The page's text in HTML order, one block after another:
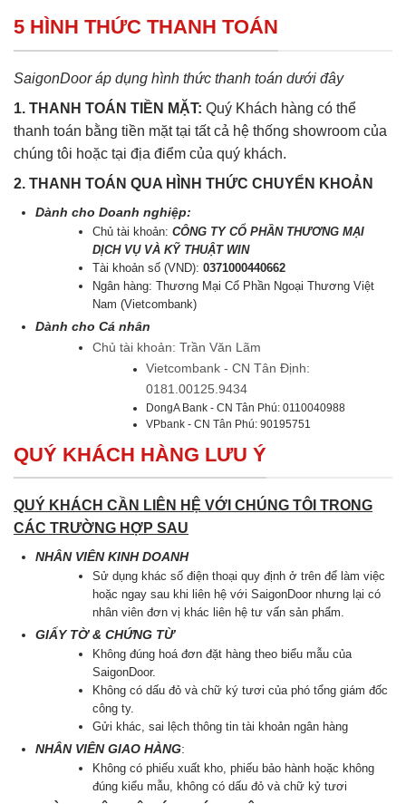
5 HÌNH THỨC THANH TOÁN
SaigonDoor áp dụng hình thức thanh toán dưới đây
1. THANH TOÁN TIỀN MẶT: Quý Khách hàng có thể
thanh toán bằng tiền mặt tại tất cả hệ thống showroom của
chúng tôi hoặc tại địa điểm của quý khách.
2. THANH TOÁN QUA HÌNH THỨC CHUYỂN KHOẢN
Dành cho Doanh nghiệp:
Chủ tài khoản:CÔNG TY CỔ PHẦN THƯƠNG MẠI
DỊCH VỤ VÀ KỸ THUẬT WIN
Tài khoản số (VND):0371000440662
Ngân hàng: Thương Mại Cổ Phần Ngoại Thương Việt
Nam (Vietcombank)
Dành cho Cá nhân
Chủ tài khoản: Trần Văn Lãm
Vietcombank - CN Tân Định:
0181.00125.9434
DongA Bank - CN Tân Phú: 0110040988
VPbank - CN Tân Phú: 90195751
QUÝ KHÁCH HÀNG LƯU Ý
QUÝ KHÁCH CẦN LIÊN HỆ VỚI CHÚNG TÔI TRONG
CÁC TRƯỜNG HỢP SAU
NHÂN VIÊN KINH DOANH
Sử dụng khác số điện thoại quy định ở trên để làm việc
hoặc ngay sau khi liên hệ với SaigonDoor nhưng lại có
nhân viên đơn vị khác liên hệ tư vấn sản phẩm.
GIẤY TỜ & CHỨNG TỪ
Không đúng hoá đơn đặt hàng theo biểu mẫu của
SaigonDoor.
Không có dấu đỏ và chữ ký tươi của phó tổng giám đốc
công ty.
Gửi khác, sai lệch thông tin tài khoản ngân hàng
NHÂN VIÊN GIAO HÀNG:
Không có phiếu xuất kho, phiếu bảo hành hoặc không
đúng kiểu mẫu, không có dấu đỏ và chữ kỷ tươi